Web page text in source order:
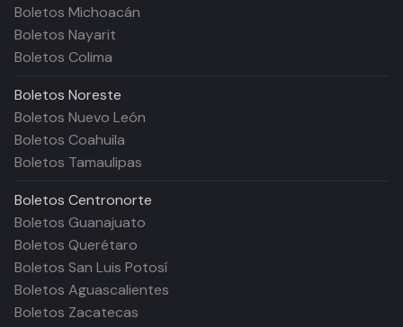
Boletos Michoacán
Boletos Nayarit
Boletos Colima
Boletos Noreste
Boletos Nuevo León
Boletos Coahuila
Boletos Tamaulipas
Boletos Centronorte
Boletos Guanajuato
Boletos Querétaro
Boletos San Luis Potosí
Boletos Aguascalientes
Boletos Zacatecas